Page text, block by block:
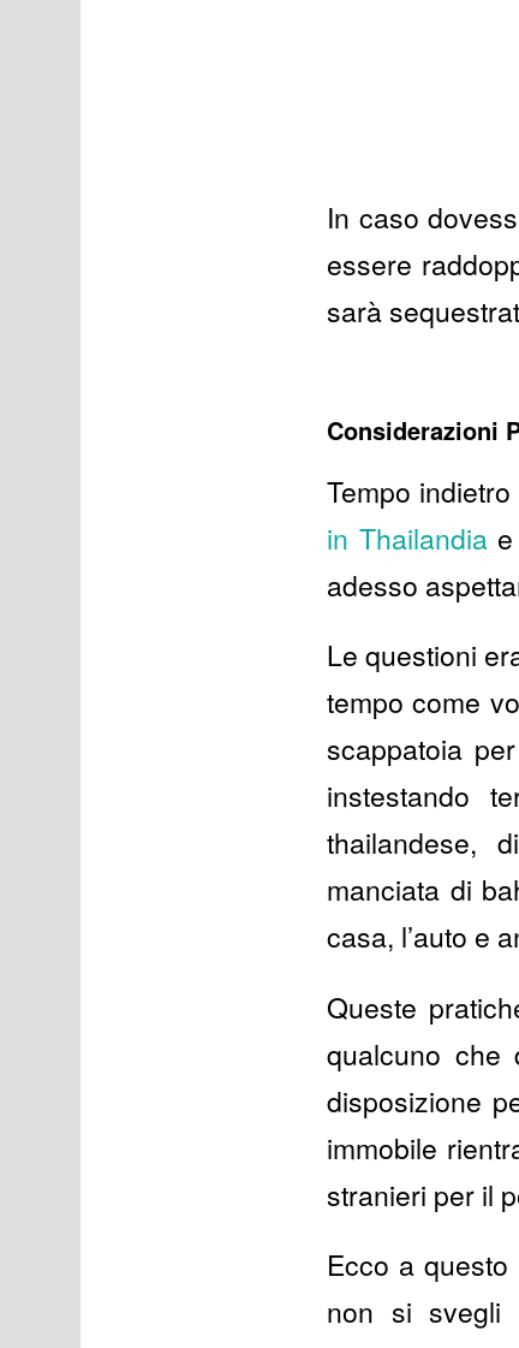
In caso
essere
sarà
Considerazioni
Tempo
in Thailandiae
adesso
Le questioni
tempo come
scappatoia
instestando
thailandese,
manciata di
casa, l’auto e
Queste
qualcuno che
disposizione
immobile
stranieri per il
Ecco a
non si svegli